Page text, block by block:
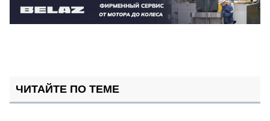
ЧИТАЙТЕ ПО ТЕМЕ